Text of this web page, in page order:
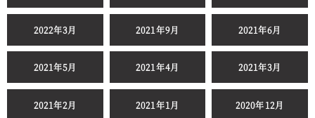
2022年3月 2021年9月 2021年6月
2021年5月 2021年4月 2021年3月
2021年2月 2021年1月 2020年12月